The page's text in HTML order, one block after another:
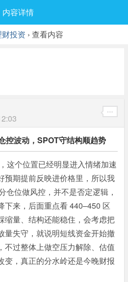
最新发表
内容详情
投资 › 查看内容
控波动，SPOT守结构顺趋势
这个位置已经明显进入情绪加速
预期提前反映进价格里，所以我
仓位做风控，并不是否定逻辑，
下来，后面重点看 440–450 区
缩量、结构还能稳住，会考虑把
量失守，就说明短线资金开始撤
不过整体上做空压力解除、估值
变，真正的分水岭还是今晚财报